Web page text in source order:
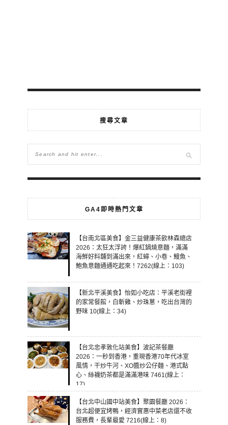
搜尋文章
GA4即時熱門文章
【台南北區美食】金三益健康茶飲林森總店
2026：太狂太浮誇！爆紅鍋燒意麵，滿滿
海鮮好料舖到滿出來，紅蟳、小卷、鰻魚、
鮑魚意麵通通吃起來！7262(線上：103)
【新北平溪美食】怡如小吃店：平溪老街裡
的家常餐館，白斬雞、炒珠蔥，吃出台灣的
野味 10(線上：34)
【台北忠孝敦化站美食】波記茶餐廳
2026：一秒到香港，重現香港70年代冰室
風情，干炒牛河、XO醬炒公仔麵、港式點
心、絲襪奶茶都是滿滿港味 7461(線上：
17)
【台北中山國中站美食】聚園餐廳 2026：
台北超便宜烤鴨，經濟實惠中菜老店還不收
服務費，長輩最愛 7216(線上：8)